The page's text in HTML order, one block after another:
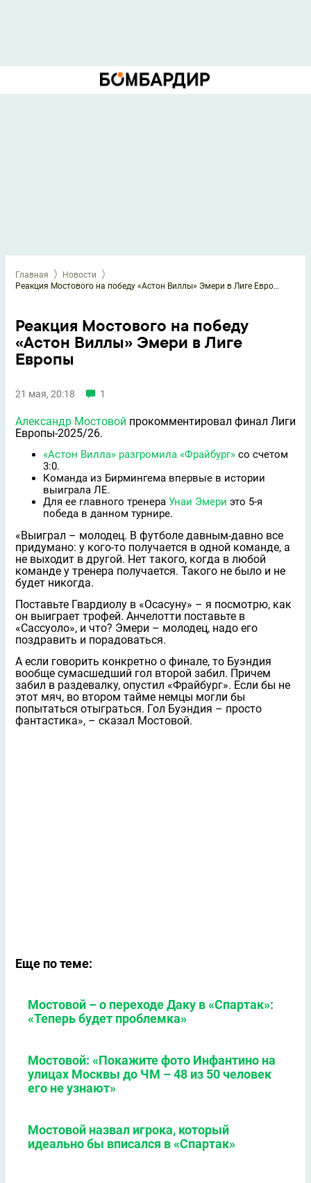
Главная
Новости
Реакция Мостового на победу «Астон Виллы» Эмери в Лиге Европы
Реакция Мостового на победу
«Астон Виллы» Эмери в Лиге
Европы
21 мая, 20:18 1
Александр Мостовой прокомментировал финал Лиги
Европы-2025/26.
«Астон Вилла» разгромила «Фрайбург» со счетом
3:0.
Команда из Бирмингема впервые в истории
выиграла ЛЕ.
Для ее главного тренера Унаи Эмери это 5-я
победа в данном турнире.
«Выиграл – молодец. В футболе давным-давно все
придумано: у кого-то получается в одной команде, а
не выходит в другой. Нет такого, когда в любой
команде у тренера получается. Такого не было и не
будет никогда.
Поставьте Гвардиолу в «Осасуну» – я посмотрю, как
он выиграет трофей. Анчелотти поставьте в
«Сассуоло», и что? Эмери – молодец, надо его
поздравить и порадоваться.
А если говорить конкретно о финале, то Буэндия
вообще сумасшедший гол второй забил. Причем
забил в раздевалку, опустил «Фрайбург». Если бы не
этот мяч, во втором тайме немцы могли бы
попытаться отыграться. Гол Буэндия – просто
фантастика», – сказал Мостовой.
Еще по теме:
Мостовой – о переходе Даку в «Спартак»:
«Теперь будет проблемка»
Мостовой: «Покажите фото Инфантино на
улицах Москвы до ЧМ – 48 из 50 человек
его не узнают»
Мостовой назвал игрока, который
идеально бы вписался в «Спартак»